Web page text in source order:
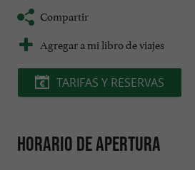
Compartir
Agregar a mi libro de viajes
TARIFAS Y RESERVAS
Horario de apertura